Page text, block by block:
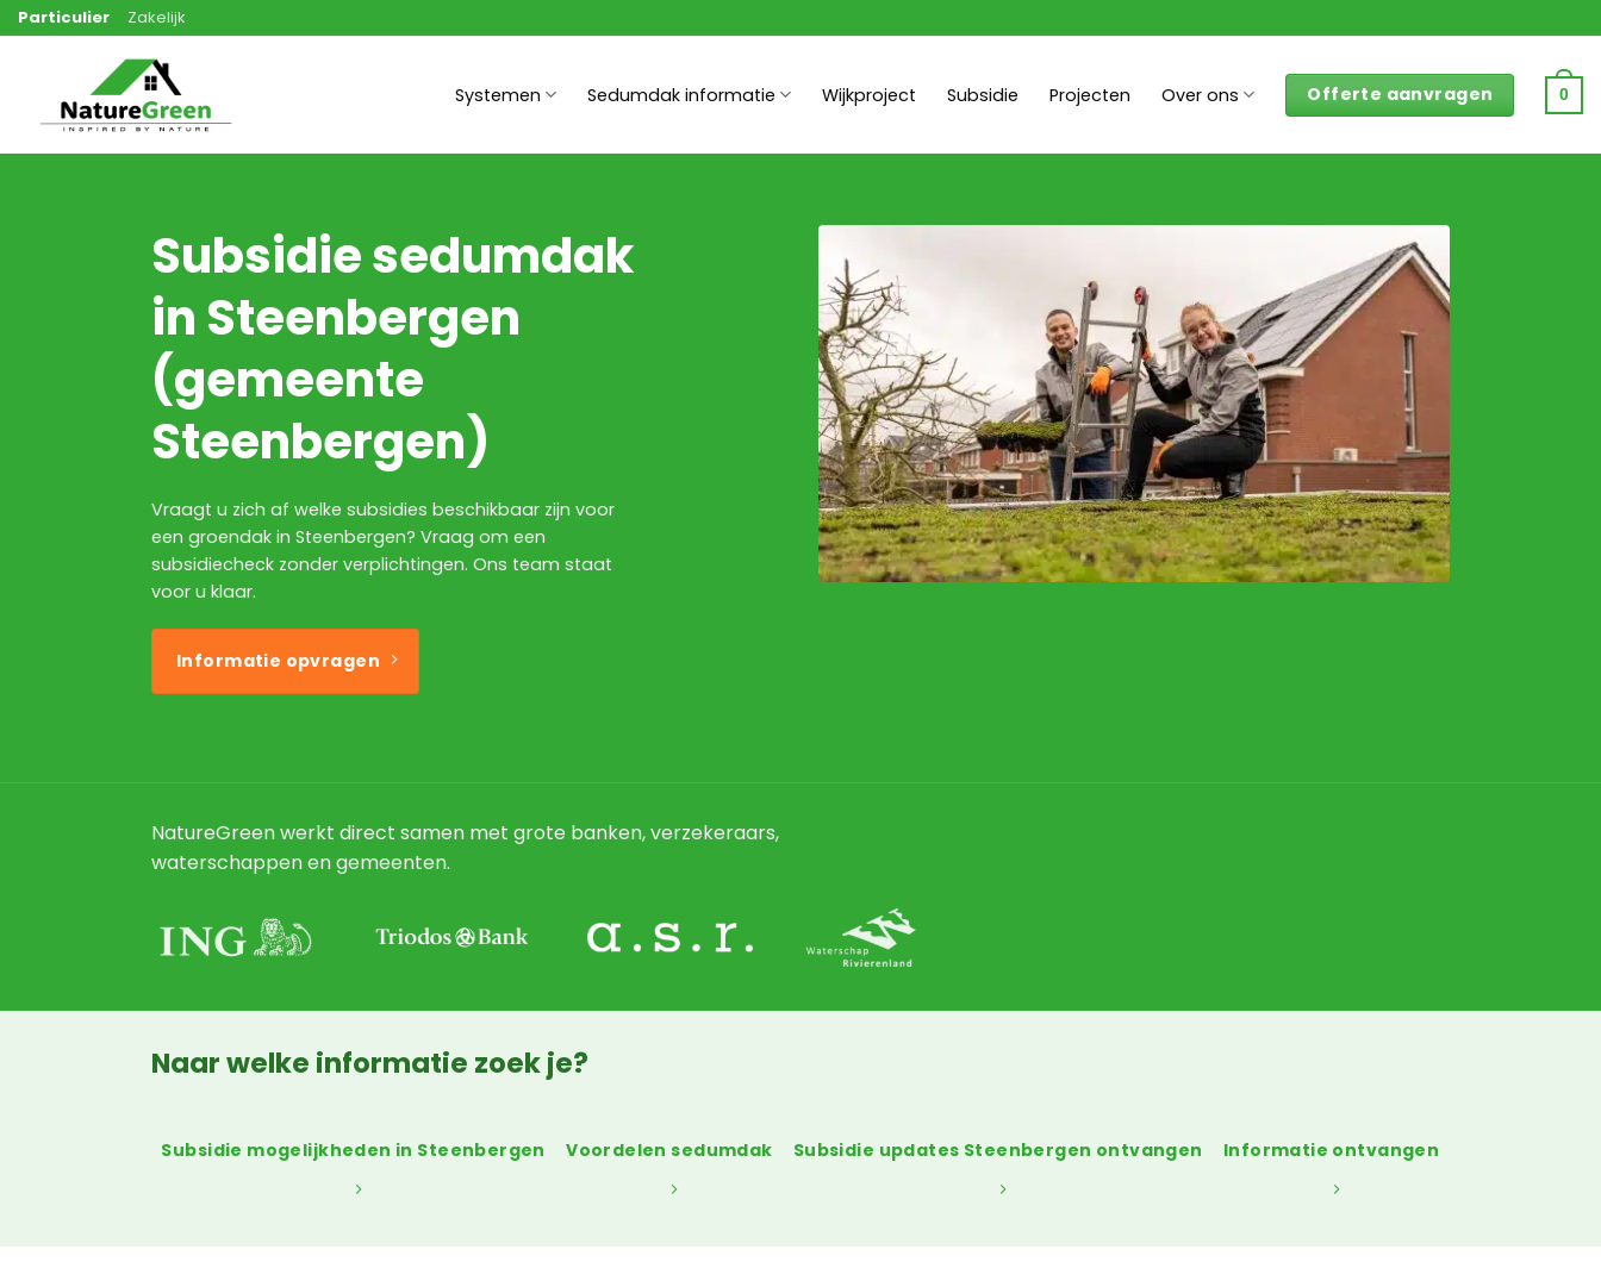
Ga
naar
Particulier Zakelijk
Systemen Sedumdak informatie Wijkproject Subsidie Projecten Over ons Offerte aanvragen 0
Subsidie sedumdak
in Steenbergen
(gemeente
Steenbergen)
Vraagt u zich af welke subsidies beschikbaar zijn voor
een groendak in Steenbergen? Vraag om een
subsidiecheck zonder verplichtingen. Ons team staat
voor u klaar.
Informatie opvragen
NatureGreen werkt direct samen met grote banken, verzekeraars,
waterschappen en gemeenten.
Naar welke informatie zoek je?
Subsidie mogelijkheden in Steenbergen Voordelen sedumdak Subsidie updates Steenbergen ontvangen Informatie ontvangen